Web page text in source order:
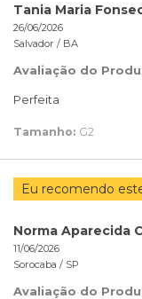
Tania Maria
26/06/2026
Salvador / BA
Avaliação do
Perfeita
Tamanho: G2
Eu recomendo
11/06/2026
Sorocaba / SP
Avaliação do